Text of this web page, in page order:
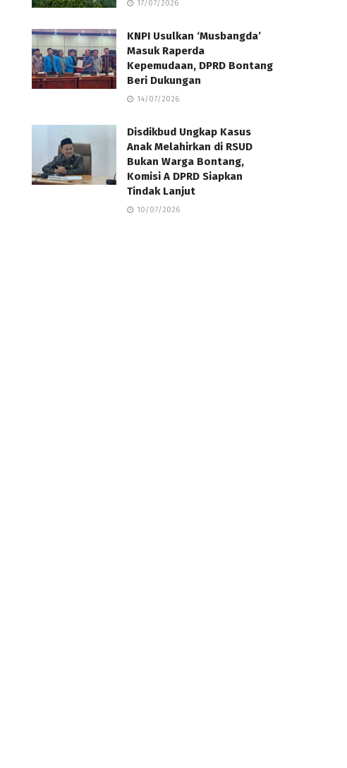
17/07/2026
KNPI Usulkan ‘Musbangda’
Masuk Raperda
Kepemudaan, DPRD Bontang
Beri Dukungan
14/07/2026
Disdikbud Ungkap Kasus
Anak Melahirkan di RSUD
Bukan Warga Bontang,
Komisi A DPRD Siapkan
Tindak Lanjut
10/07/2026